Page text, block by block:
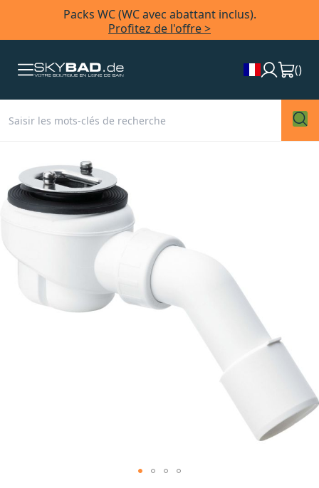
Packs WC (WC avec abattant inclus).
Profitez de l'offre >
()
end
of
gallery